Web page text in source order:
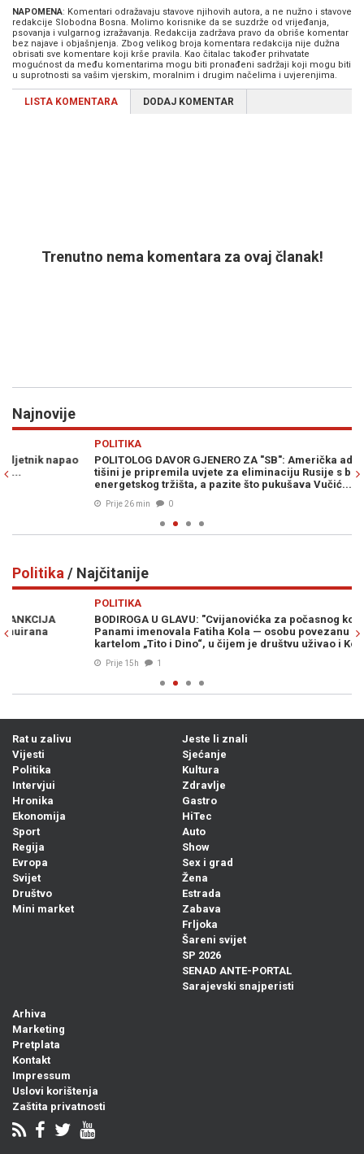
NAPOMENA: Komentari odražavaju stavove njihovih autora, a ne nužno i stavove
redakcije Slobodna Bosna. Molimo korisnike da se suzdrže od vrijeđanja,
psovanja i vulgarnog izražavanja. Redakcija zadržava pravo da obriše komentar
bez najave i objašnjenja. Zbog velikog broja komentara redakcija nije dužna
obrisati sve komentare koji krše pravila. Kao čitalac također prihvatate
mogućnost da među komentarima mogu biti pronađeni sadržaji koji mogu biti
u suprotnosti sa vašim vjerskim, moralnim i drugim načelima i uvjerenjima.
LISTA KOMENTARA DODAJ KOMENTAR
Trenutno nema komentara za ovaj članak!
Najnovije
POLITOLOG DAVOR GJENERO ZA "SB": Američka administracija u
tišini je pripremila uvjete za eliminaciju Rusije s balkanskog
energetskog tržišta, a pazite što pukušava Vučić...
Politika / Najčitanije
BODIROGA U GLAVU: "Cvijanovićka za počasnog konzula BiH u
Panami imenovala Fatiha Kola — osobu povezanu s narko-
kartelom „Tito i Dino“, u čijem je društvu uživao i Košarac"
Rat u zalivu
Vijesti
Politika
Intervjui
Hronika
Ekonomija
Sport
Regija
Evropa
Svijet
Društvo
Mini market
Jeste li znali
Sjećanje
Kultura
Zdravlje
Gastro
HiTec
Auto
Show
Sex i grad
Žena
Estrada
Zabava
Frljoka
Šareni svijet
SP 2026
SENAD ANTE-PORTAL
Sarajevski snajperisti
Arhiva
Marketing
Pretplata
Kontakt
Impressum
Uslovi korištenja
Zaštita privatnosti